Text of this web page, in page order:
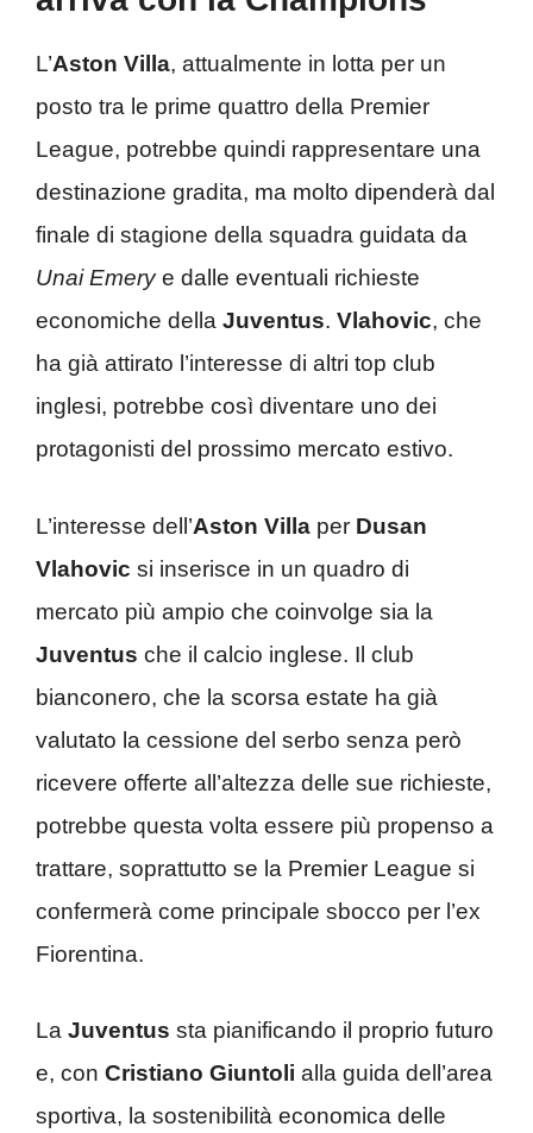
L’Aston Villa, attualmente in lotta per un
posto tra le prime quattro della Premier
League, potrebbe quindi rappresentare una
destinazione gradita, ma molto dipenderà dal
finale di stagione della squadra guidata da
Unai Emerye dalle eventuali richieste
economiche della Juventus. Vlahovic, che
ha già attirato l’interesse di altri top club
inglesi, potrebbe così diventare uno dei
protagonisti del prossimo mercato estivo.
L’interesse dell’Aston Villa per Dusan
Vlahovic si inserisce in un quadro di
mercato più ampio che coinvolge sia la
Juventus che il calcio inglese. Il club
bianconero, che la scorsa estate ha già
valutato la cessione del serbo senza però
ricevere offerte all’altezza delle sue richieste,
potrebbe questa volta essere più propenso a
trattare, soprattutto se la Premier League si
confermerà come principale sbocco per l’ex
Fiorentina.
La Juventus sta pianificando il proprio futuro
e, con Cristiano Giuntoli alla guida dell’area
sportiva, la sostenibilità economica delle